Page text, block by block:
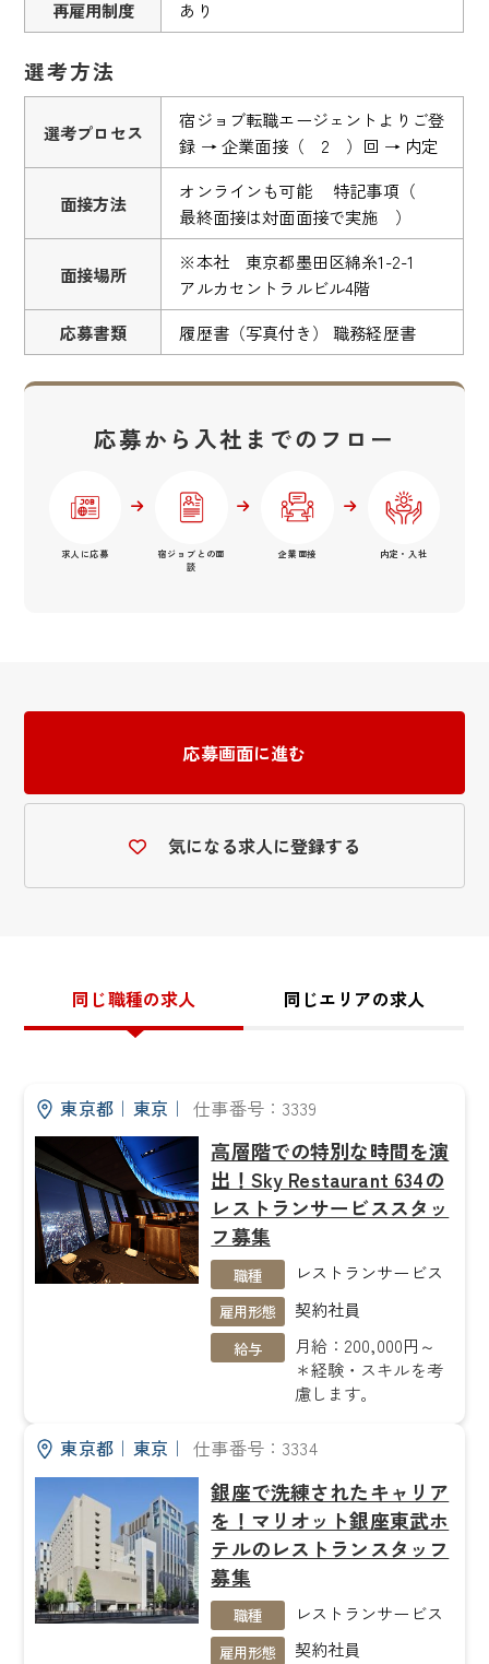
再雇用制度
あり
選考方法
選考プロセス
宿ジョブ転職エージェントよりご登
録 → 企業面接（ 2 ）回 → 内定
面接方法
オンラインも可能 特記事項（
最終面接は対面面接で実施 ）
面接場所
※本社 東京都墨田区綿糸1-2-1
アルカセントラルビル4階
応募書類
履歴書（写真付き） 職務経歴書
応募から入社までのフロー
求人に応募
宿ジョブとの面
談
企業面接 内定・入社
応募画面に進む
気になる求人に登録する
同じ職種の求人 同じエリアの求人
東京都｜ 東京 ｜ 仕事番号：3339
高層階での特別な時間を演
出！Sky Restaurant 634の
レストランサービススタッ
フ募集
職種 レストランサービス
雇用形態 契約社員
給与
月給：200,000円～
＊経験・スキルを考
慮します。
東京都｜ 東京 ｜ 仕事番号：3334
銀座で洗練されたキャリア
を！マリオット銀座東武ホ
テルのレストランスタッフ
募集
職種 レストランサービス
雇用形態 契約社員